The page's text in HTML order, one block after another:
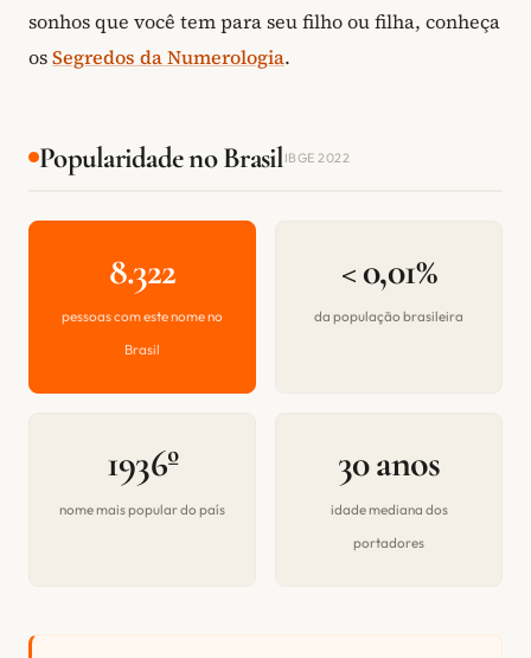
sonhos que você tem para seu filho ou filha, conheça
osSegredos da Numerologia.
Popularidade no BrasilIBGE 2022
8.322
pessoas com este nome no
Brasil
< 0,01%
da população brasileira
1936º
nome mais popular do país
30 anos
idade mediana dos
portadores